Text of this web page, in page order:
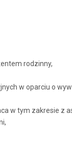
rodzinny,
w oparciu o
w tym zakresie z